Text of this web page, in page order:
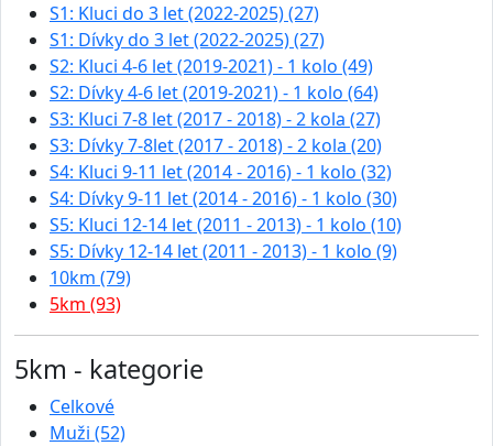
S1: Kluci do 3 let (2022-2025) (27)
S1: Dívky do 3 let (2022-2025) (27)
S2: Kluci 4-6 let (2019-2021) - 1 kolo (49)
S2: Dívky 4-6 let (2019-2021) - 1 kolo (64)
S3: Kluci 7-8 let (2017 - 2018) - 2 kola (27)
S3: Dívky 7-8let (2017 - 2018) - 2 kola (20)
S4: Kluci 9-11 let (2014 - 2016) - 1 kolo (32)
S4: Dívky 9-11 let (2014 - 2016) - 1 kolo (30)
S5: Kluci 12-14 let (2011 - 2013) - 1 kolo (10)
S5: Dívky 12-14 let (2011 - 2013) - 1 kolo (9)
10km (79)
5km (93)
5km - kategorie
Celkové
Muži (52)